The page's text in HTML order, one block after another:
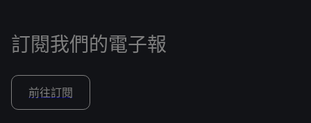
訂閱我們的電子報
前往訂閱